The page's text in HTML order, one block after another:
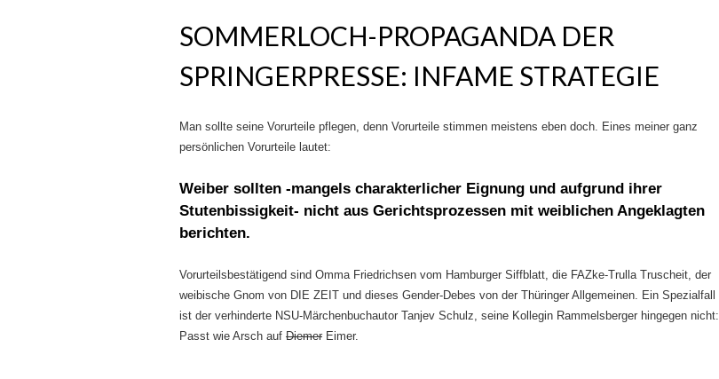
SOMMERLOCH-PROPAGANDA DER
SPRINGERPRESSE: INFAME STRATEGIE
Man sollte seine Vorurteile pflegen, denn Vorurteile stimmen meistens eben doch. Eines meiner ganz
persönlichen Vorurteile lautet:
Weiber sollten -mangels charakterlicher Eignung und aufgrund ihrer
Stutenbissigkeit- nicht aus Gerichtsprozessen mit weiblichen Angeklagten
berichten.
Vorurteilsbestätigend sind Omma Friedrichsen vom Hamburger Siffblatt, die FAZke-Trulla Truscheit, der
weibische Gnom von DIE ZEIT und dieses Gender-Debes von der Thüringer Allgemeinen. Ein Spezialfall
ist der verhinderte NSU-Märchenbuchautor Tanjev Schulz, seine Kollegin Rammelsberger hingegen nicht:
Passt wie Arsch auf Diemer Eimer.